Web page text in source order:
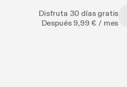
Disfruta 30 días gratis
Después 9,99 € / mes